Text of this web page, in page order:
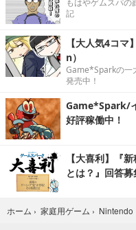
もはやゲムスパの
記
【大人気4コ
n）
Game*Sparkの一
発売中！
Game*Spark/
好評稼働中！
【大喜利】『
とは？』回答募
ホーム › 家庭用ゲーム › Nintendo